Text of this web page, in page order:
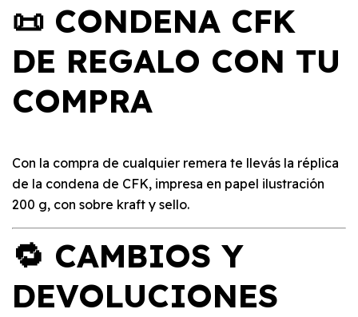
📜 CONDENA CFK
DE REGALO CON TU
COMPRA
Con la compra de cualquier remera te llevás la réplica
de la condena de CFK, impresa en papel ilustración
200 g, con sobre kraft y sello.
🔁 CAMBIOS Y
DEVOLUCIONES